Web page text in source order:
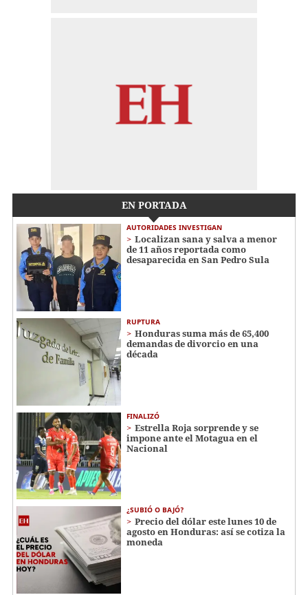
EN PORTADA
AUTORIDADES INVESTIGAN
Localizan sana y salva a menor
de 11 años reportada como
desaparecida en San Pedro Sula
RUPTURA
Honduras suma más de 65,400
demandas de divorcio en una
década
FINALIZÓ
Estrella Roja sorprende y se
impone ante el Motagua en el
Nacional
¿SUBIÓ O BAJÓ?
Precio del dólar este lunes 10 de
agosto en Honduras: así se cotiza la
moneda